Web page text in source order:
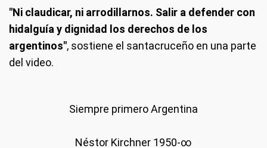
"Ni claudicar, ni arrodillarnos. Salir a defender con
hidalguía y dignidad los derechos de los
argentinos", sostiene el santacruceño en una parte
del video.
Siempre primero Argentina
Néstor Kirchner 1950-∞